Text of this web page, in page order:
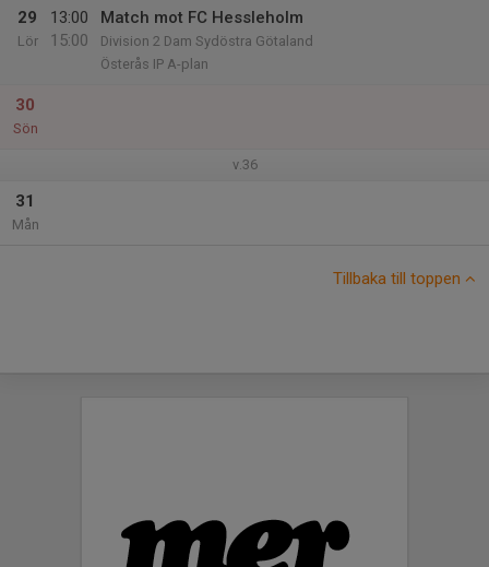
29
Lör
13:00
15:00
Match mot FC Hessleholm
Division 2 Dam Sydöstra Götaland
Österås IP A-plan
30
Sön
v.36
31
Mån
Tillbaka till toppen